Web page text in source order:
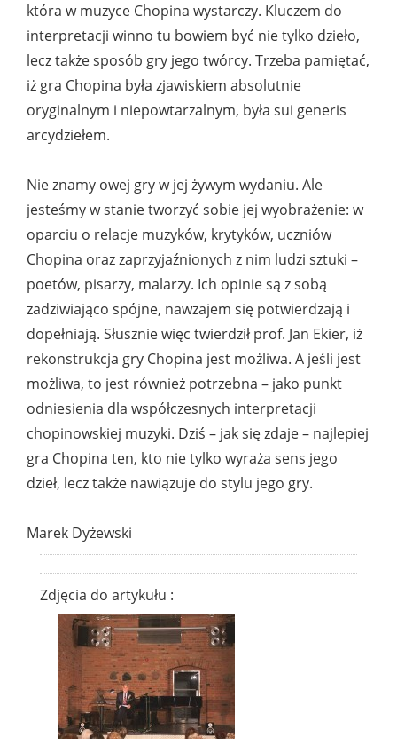
która w muzyce Chopina wystarczy. Kluczem do
interpretacji winno tu bowiem być nie tylko dzieło,
lecz także sposób gry jego twórcy. Trzeba pamiętać,
iż gra Chopina była zjawiskiem absolutnie
oryginalnym i niepowtarzalnym, była sui generis
arcydziełem.
Nie znamy owej gry w jej żywym wydaniu. Ale
jesteśmy w stanie tworzyć sobie jej wyobrażenie: w
oparciu o relacje muzyków, krytyków, uczniów
Chopina oraz zaprzyjaźnionych z nim ludzi sztuki –
poetów, pisarzy, malarzy. Ich opinie są z sobą
zadziwiająco spójne, nawzajem się potwierdzają i
dopełniają. Słusznie więc twierdził prof. Jan Ekier, iż
rekonstrukcja gry Chopina jest możliwa. A jeśli jest
możliwa, to jest również potrzebna – jako punkt
odniesienia dla współczesnych interpretacji
chopinowskiej muzyki. Dziś – jak się zdaje – najlepiej
gra Chopina ten, kto nie tylko wyraża sens jego
dzieł, lecz także nawiązuje do stylu jego gry.
Marek Dyżewski
Zdjęcia do artykułu :